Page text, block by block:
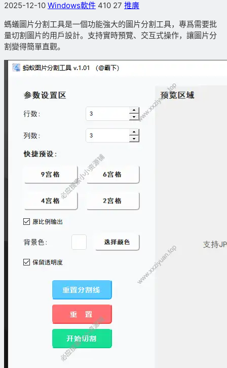
2025-12-10 Windows軟件 410 27 推廣
螞蟻圖片分割工具是一個功能強大的圖片分割工具，專爲需要批
量切割圖片的用戶設計。支持實時預覽、交互式操作，讓圖片分
割變得簡單直觀。